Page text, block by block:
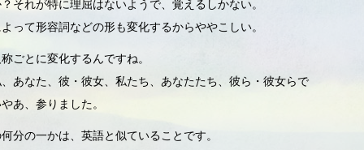
それが特に理屈はないようで、覚えるしかない。
って形容詞などの形も変化するからややこしい。
ごとに変化するんですね。
あなた、彼・彼女、私たち、あなたたち、彼ら・彼女らで
あ、参りました。
分の一かは、英語と似ていることです。